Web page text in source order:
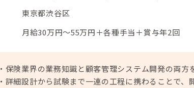
東京都渋谷区
月給30万円～55万円＋各種手当＋賞与年2回
・保険業界の業務知識と顧客管理システム開発の両
・詳細設計から試験まで一連の工程に携わることで